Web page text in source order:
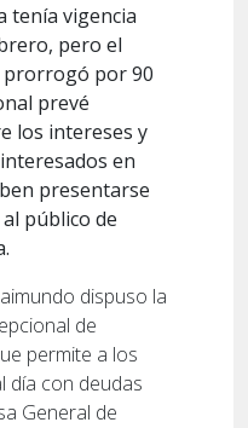
tenía vigencia
pero el
prorrogó por 90
prevé
los intereses y
en
presentarse
público de
dispuso la
de
permite a los
día con deudas
General de